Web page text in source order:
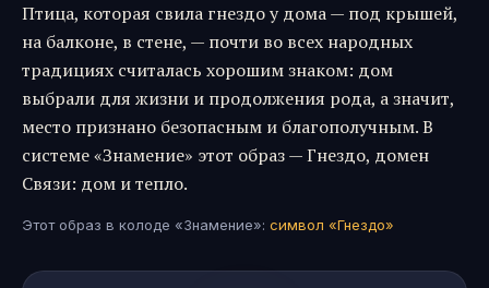
Птица, которая свила гнездо у дома — под крышей,
на балконе, в стене, — почти во всех народных
традициях считалась хорошим знаком: дом
выбрали для жизни и продолжения рода, а значит,
место признано безопасным и благополучным. В
системе «Знамение» этот образ — Гнездо, домен
Связи: дом и тепло.
Этот образ в колоде «Знамение»: символ «Гнездо»